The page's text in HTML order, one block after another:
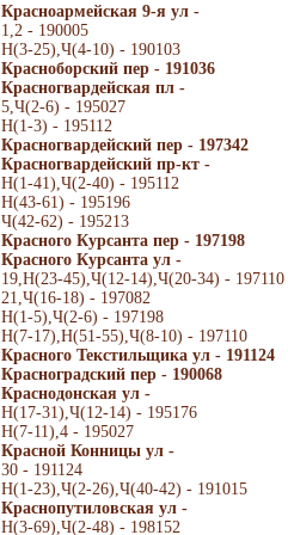
Красноармейская 9-я ул -
1,2 - 190005
Н(3-25),Ч(4-10) - 190103
Красноборский пер - 191036
Красногвардейская пл -
5,Ч(2-6) - 195027
Н(1-3) - 195112
Красногвардейский пер - 197342
Красногвардейский пр-кт -
Н(1-41),Ч(2-40) - 195112
Н(43-61) - 195196
Ч(42-62) - 195213
Красного Курсанта пер - 197198
Красного Курсанта ул -
19,Н(23-45),Ч(12-14),Ч(20-34) - 197110
21,Ч(16-18) - 197082
Н(1-5),Ч(2-6) - 197198
Н(7-17),Н(51-55),Ч(8-10) - 197110
Красного Текстильщика ул - 191124
Красноградский пер - 190068
Краснодонская ул -
Н(17-31),Ч(12-14) - 195176
Н(7-11),4 - 195027
Красной Конницы ул -
30 - 191124
Н(1-23),Ч(2-26),Ч(40-42) - 191015
Краснопутиловская ул -
Н(3-69),Ч(2-48) - 198152